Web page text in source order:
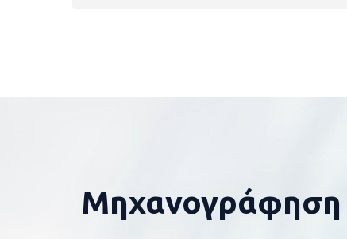
Μηχανογράφηση